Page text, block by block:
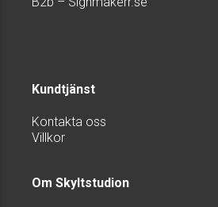
Kundtjänst
Kontakta oss
Villkor
Om Skyltstudion